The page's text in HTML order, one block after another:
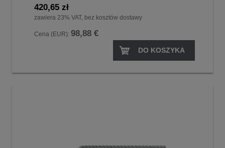
420,65 zł
zawiera 23% VAT, bez kosztów dostawy
Cena (EUR): 98,88 €
DO KOSZYKA